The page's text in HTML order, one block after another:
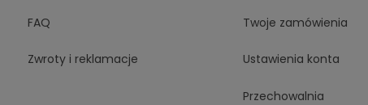
FAQ
Zwroty i reklamacje
Twoje zamówienia
Ustawienia konta
Przechowalnia